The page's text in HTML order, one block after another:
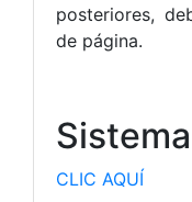
posteriores,
de página.
CLIC AQUÍ